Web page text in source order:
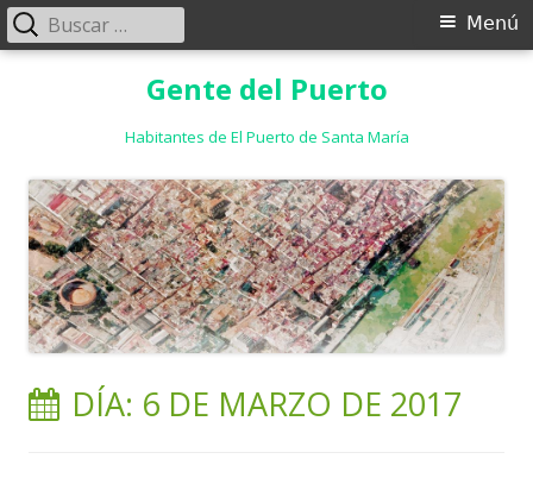
Gente del Puerto
Habitantes de El Puerto de Santa María
Menú
Menú
Buscar:
DÍA: 6 DE MARZO DE 2017